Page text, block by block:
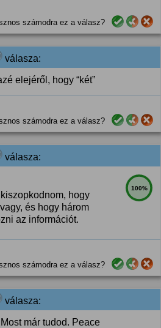
számodra ez a válasz?
válasza:
elejéről, hogy “két”
számodra ez a válasz?
válasza:
100%
hogy
és hogy három
az információt.
számodra ez a válasz?
válasza:
már tudod. Peace